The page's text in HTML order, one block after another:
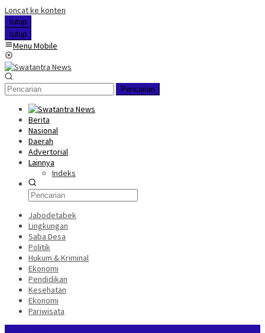
Loncat ke konten
tutup
tutup
Menu Mobile
Pencarian
Berita
Nasional
Daerah
Advertorial
Lainnya
Indeks
Jabodetabek
Lingkungan
Saba Desa
Politik
Hukum & Kriminal
Ekonomi
Pendidikan
Kesehatan
Ekonomi
Pariwisata